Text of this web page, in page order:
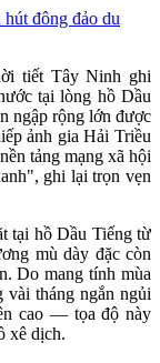
đông đảo du
tiết Tây Ninh ghi
tại lòng hồ Dầu
ngập rộng lớn được
ảnh gia Hải Triều
tảng mạng xã hội
ghi lại trọn vẹn
tại hồ Dầu Tiếng từ
mù dày đặc còn
Do mang tính mùa
tháng ngắn ngủi
cao — tọa độ này
xê dịch.